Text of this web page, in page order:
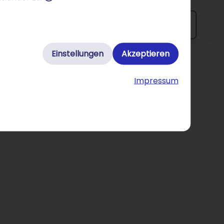
Einstellungen Akzeptieren
Impressum